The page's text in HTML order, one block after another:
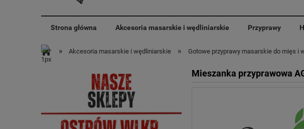
Strona główna Akcesoria masarskie i wędliniarskie Przyprawy
» Akcesoria masarskie i wędliniarskie » Gotowe przyprawy masarskie do mięs i
Mieszanka przyprawowa